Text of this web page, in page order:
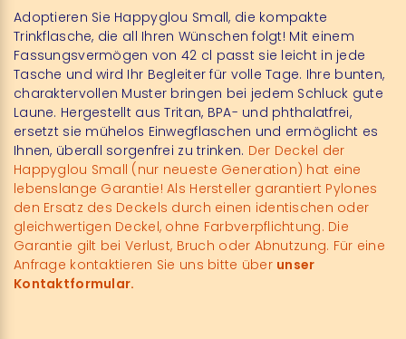
Adoptieren Sie Happyglou Small, die kompakte
Trinkflasche, die all Ihren Wünschen folgt! Mit einem
Fassungsvermögen von 42 cl passt sie leicht in jede
Tasche und wird Ihr Begleiter für volle Tage. Ihre bunten,
charaktervollen Muster bringen bei jedem Schluck gute
Laune. Hergestellt aus Tritan, BPA- und phthalatfrei,
ersetzt sie mühelos Einwegflaschen und ermöglicht es
Ihnen, überall sorgenfrei zu trinken. Der Deckel der
Happyglou Small (nur neueste Generation) hat eine
lebenslange Garantie! Als Hersteller garantiert Pylones
den Ersatz des Deckels durch einen identischen oder
gleichwertigen Deckel, ohne Farbverpflichtung. Die
Garantie gilt bei Verlust, Bruch oder Abnutzung. Für eine
Anfrage kontaktieren Sie uns bitte über unser
Kontaktformular.